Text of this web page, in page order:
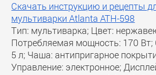
Скачать инструкцию и рецепты
мультиварки Atlanta ATH-598
Тип: мультиварка; Цвет:
Потребляемая мощность: 170
5 л; Чаша: антипригарное
Управление: электронное;